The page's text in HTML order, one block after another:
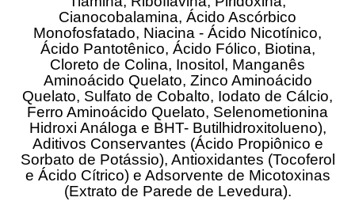
Cianocobalamina, Ácido Ascórbico
Monofosfatado, Niacina - Ácido Nicotínico,
Ácido Pantotênico, Ácido Fólico, Biotina,
Cloreto de Colina, Inositol, Manganês
Aminoácido Quelato, Zinco Aminoácido
Quelato, Sulfato de Cobalto, Iodato de Cálcio,
Ferro Aminoácido Quelato, Selenometionina
Hidroxi Análoga e BHT- Butilhidroxitolueno),
Aditivos Conservantes (Ácido Propiônico e
Sorbato de Potássio), Antioxidantes (Tocoferol
e Ácido Cítrico) e Adsorvente de Micotoxinas
(Extrato de Parede de Levedura).